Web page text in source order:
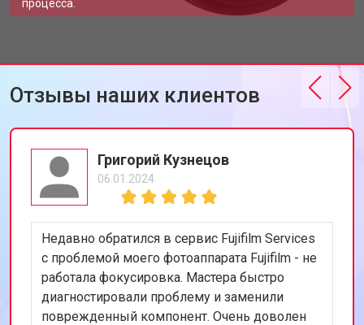
процесса.
Отзывы наших клиентов
Григорий Кузнецов
06.01.2024
Недавно обратился в сервис Fujifilm Services
с проблемой моего фотоаппарата Fujifilm - не
работала фокусировка. Мастера быстро
диагностировали проблему и заменили
поврежденный компонент. Очень доволен